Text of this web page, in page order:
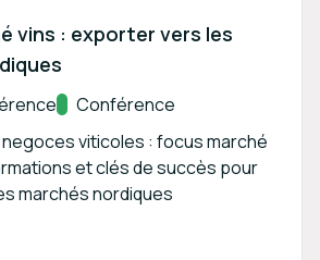
vins : exporter vers les
Track:
Conférence
viticoles : focus marché
et clés de succès pour
marchés nordiques